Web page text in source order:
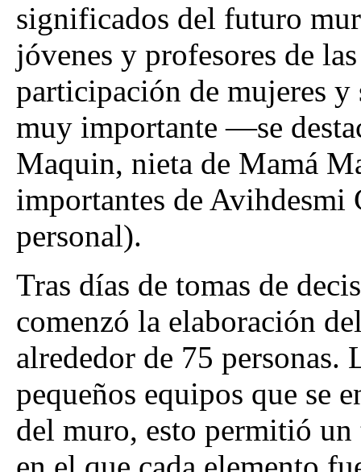
significados del futuro
jóvenes y profesores de
participación de mujeres y
muy importante —se
Maquin, nieta de Mamá
importantes de
personal).
Tras días de tomas de
comenzó la elaboración
alrededor de 75 personas.
pequeños equipos que se
del muro, esto permitió